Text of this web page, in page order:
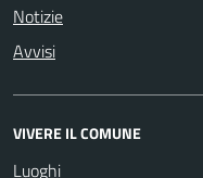
Notizie
Avvisi
VIVERE IL COMUNE
Luoghi